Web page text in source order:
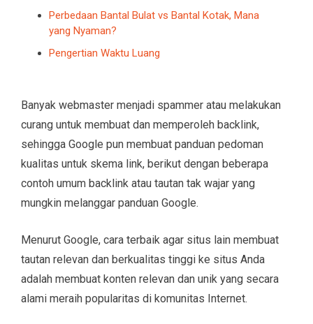
Perbedaan Bantal Bulat vs Bantal Kotak, Mana
yang Nyaman?
Pengertian Waktu Luang
Banyak webmaster menjadi spammer atau melakukan
curang untuk membuat dan memperoleh backlink,
sehingga Google pun membuat panduan pedoman
kualitas untuk skema link, berikut dengan beberapa
contoh umum backlink atau tautan tak wajar yang
mungkin melanggar panduan Google.
Menurut Google, cara terbaik agar situs lain membuat
tautan relevan dan berkualitas tinggi ke situs Anda
adalah membuat konten relevan dan unik yang secara
alami meraih popularitas di komunitas Internet.